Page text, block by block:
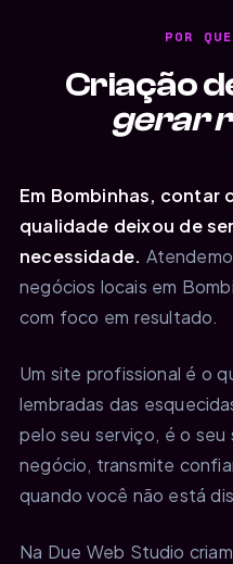
POR
Criação
gerar
Em Bombinhas, contar
qualidade deixou de
necessidade.
negócios locais em
com foco em resultado.
Um site profissional é o
lembradas das
pelo seu serviço, é o
negócio, transmite
quando você não está
Na Due Web Studio